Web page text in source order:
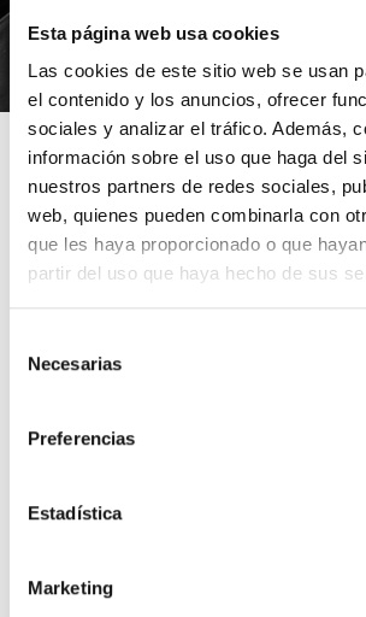
Esta página web usa cookies
Las cookies de este sitio web se usan
el contenido y los anuncios, ofrecer
sociales y analizar el tráfico. Además,
información sobre el uso que haga del
nuestros partners de redes sociales,
web, quienes pueden combinarla con
que les haya proporcionado o que
partir del uso que haya hecho de sus
Necesarias
Preferencias
Estadística
Marketing
*Suscribiéndote aceptas nuestra política de